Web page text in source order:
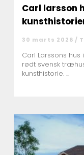
Carl larsson
30 marts 2026 /
Carl Larssons
rødt svensk
kunsthistorie. ...